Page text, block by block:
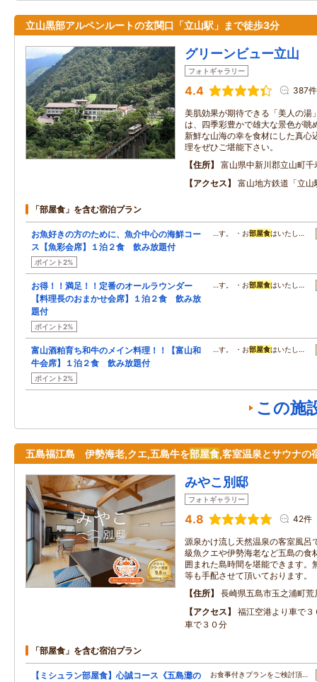
立山黒部アルペンルートの玄関口「立山駅」まで徒歩3分
グリーンビュー立山
フォトギャラリー
4.4 387件
美肌効果が期待できる「美人の湯
は、四季彩豊かで雄大な景色が眺
新鮮な山海の幸を食材にした真心
理をぜひご堪能下さい。
住所
富山県中新川郡立山町千
アクセス
富山地方鉄道「立
「部屋食」を含む宿泊プラン
お魚好きの方のために、魚介中心の海鮮コー
ス【魚彩会席】１泊２食 飲み放題付
ポイント2%
…す。 ・お部屋食はいたし…
お得！！満足！！定番のオールラウンダー
【料理長のおまかせ会席】１泊２食 飲み放
題付
ポイント2%
…す。 ・お部屋食はいたし…
富山酒粕育ち和牛のメイン料理！！【富山和
牛会席】１泊２食 飲み放題付
ポイント2%
…す。 ・お部屋食はいたし…
この施
五島福江島 伊勢海老,クエ,五島牛を部屋食,客室温泉とサウナの
みやこ別邸
フォトギャラリー
4.8 42件
源泉かけ流し天然温泉の客室風呂
級魚クエや伊勢海老など五島の食
囲まれた島時間を堪能できます。
等も手配させて頂いております。
住所
長崎県五島市玉之浦町荒
アクセス
福江空港より車で
車で３０分
「部屋食」を含む宿泊プラン
【ミシュラン部屋食】心誠コース《五島灘の
お食事付きプランをご検討頂…